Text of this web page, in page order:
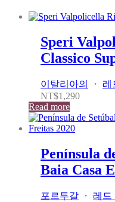
Speri
Classico
이탈리아의 ・ 레
NT$1,290
Read more
Península
Baia Casa
포르투갈 ・ 레드